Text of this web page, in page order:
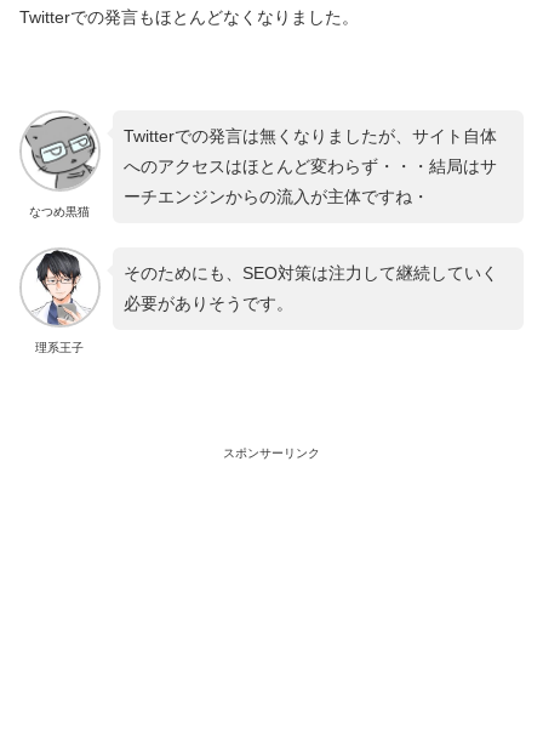
Twitterでの発言もほとんどなくなりました。
なつめ黒猫
Twitterでの発言は無くなりましたが、サイト自体
へのアクセスはほとんど変わらず・・・結局はサ
ーチエンジンからの流入が主体ですね・
理系王子
そのためにも、SEO対策は注力して継続していく
必要がありそうです。
スポンサーリンク